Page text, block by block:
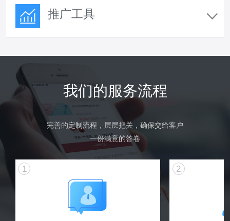
推广工具
我们的服务流程
完善的定制流程，层层把关，确保交给客户
一份满意的答卷
1 2